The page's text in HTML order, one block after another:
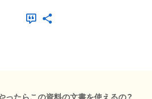
ったらこの資料の文書を使えるの？